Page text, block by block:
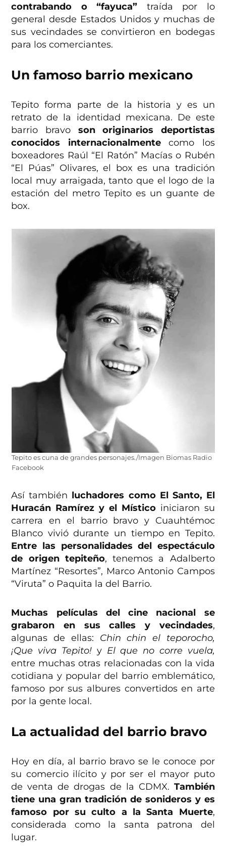
contrabando o “fayuca” traída por lo
general desde Estados Unidos y muchas de
sus vecindades se convirtieron en bodegas
para los comerciantes.
Un famoso barrio mexicano
Tepito forma parte de la historia y es un
retrato de la identidad mexicana. De este
barrio bravo son originarios deportistas
conocidos internacionalmentecomo los
boxeadores Raúl “El Ratón” Macías o Rubén
“El Púas” Olivares, el box es una tradición
local muy arraigada, tanto que el logo de la
estación del metro Tepito es un guante de
box.
Tepito es cuna de grandes personajes./Imagen Biomas Radio
Facebook
Así también luchadores como El Santo, El
Huracán Ramírez y el Místicoiniciaron su
carrera en el barrio bravo y Cuauhtémoc
Blanco vivió durante un tiempo en Tepito.
Entre las personalidades del espectáculo
de origen tepiteño, tenemos a Adalberto
Martínez “Resortes”, Marco Antonio Campos
“Viruta” o Paquita la del Barrio.
Muchas películas del cine nacional se
grabaron en sus calles y vecindades,
algunas de ellas: Chin chin el teporocho,
¡Que viva Tepito! yEl que no corre vuela,
entre muchas otras relacionadas con la vida
cotidiana y popular del barrio emblemático,
famoso por sus albures convertidos en arte
por la gente local.
La actualidad del barrio bravo
Hoy en día, al barrio bravo se le conoce por
su comercio ilícito y por ser el mayor puto
de venta de drogas de la CDMX. También
tiene una gran tradición de sonideros y es
famoso por su culto a la Santa Muerte,
considerada como la santa patrona del
lugar.